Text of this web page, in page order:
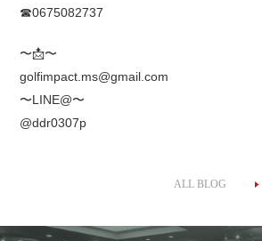
☎0675082737
〜📩〜
golfimpact.ms@gmail.com
〜LINE@〜
@ddr0307p
ALL BLOG